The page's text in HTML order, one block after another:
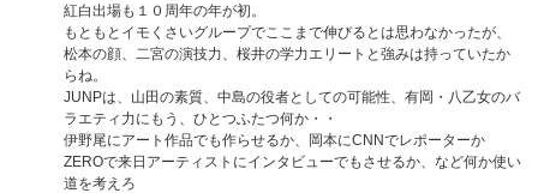
紅白出場も１０周年の年が初。
もともとイモくさいグループでここまで伸びるとは思わなかったが、
松本の顔、二宮の演技力、桜井の学力エリートと強みは持っていたか
らね。
JUNPは、山田の素質、中島の役者としての可能性、有岡・八乙女のバ
ラエティ力にもう、ひとつふたつ何か・・
伊野尾にアート作品でも作らせるか、岡本にCNNでレポーターか
ZEROで来日アーティストにインタビューでもさせるか、など何か使い
道を考えろ